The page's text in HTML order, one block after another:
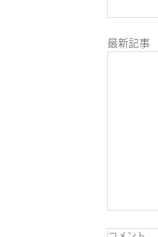
最新記事